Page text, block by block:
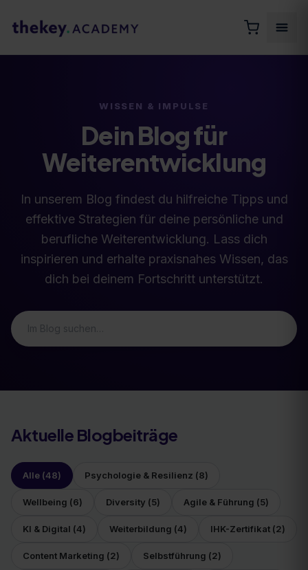
WISSEN & IMPULSE
Dein Blog für
Weiterentwicklung
In unserem Blog findest du hilfreiche Tipps und
effektive Strategien für deine persönliche und
berufliche Weiterentwicklung. Lass dich
inspirieren und erhalte praxisnahes Wissen, das
dich bei deinem Fortschritt unterstützt.
Aktuelle Blogbeiträge
Alle (48) Psychologie & Resilienz (8)
Wellbeing (6) Diversity (5) Agile & Führung (5)
KI & Digital (4) Weiterbildung (4) IHK-Zertifikat (2)
Content Marketing (2) Selbstführung (2)